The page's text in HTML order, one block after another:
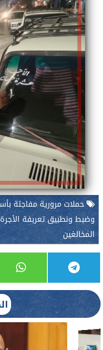
حملات مرورية مفاجئة
وضبط ونطبيق تعربفة
المخالغين